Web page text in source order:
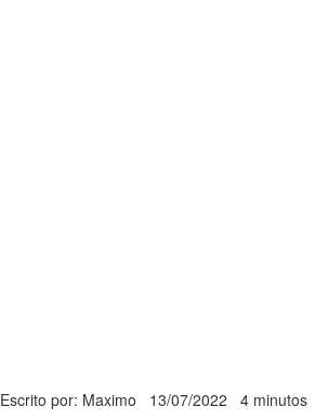
Escrito por: Maximo 13/07/2022 4 minutos